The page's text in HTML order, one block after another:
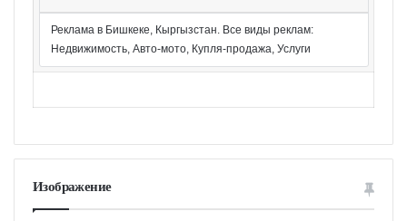
Реклама в Бишкеке, Кыргызстан. Все виды реклам:
Недвижимость, Авто-мото, Купля-продажа, Услуги
Изображение